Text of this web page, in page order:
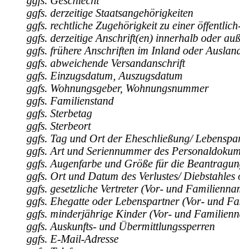
ggfs. derzeitige Staatsangehörigkeiten
ggfs. rechtliche Zugehörigkeit zu einer
ggfs. derzeitige Anschrift(en) innerhalb oder
ggfs. frühere Anschriften im Inland oder
ggfs. abweichende Versandanschrift
ggfs. Einzugsdatum, Auszugsdatum
ggfs. Wohnungsgeber, Wohnungsnummer
ggfs. Familienstand
ggfs. Sterbetag
ggfs. Sterbeort
ggfs. Tag und Ort der Eheschließung/
ggfs. Art und Seriennummer des
ggfs. Augenfarbe und Größe für die
ggfs. Ort und Datum des Verlustes/
ggfs. gesetzliche Vertreter (Vor- und
ggfs. Ehegatte oder Lebenspartner (Vor- und
ggfs. minderjährige Kinder (Vor- und
ggfs. Auskunfts- und Übermittlungssperren
ggfs. E-Mail-Adresse